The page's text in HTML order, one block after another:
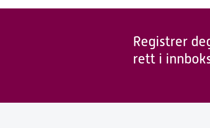
Registrer
rett i